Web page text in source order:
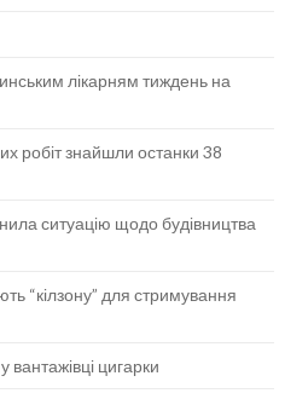
лікарням тиждень на
робіт знайшли останки 38
ситуацію щодо будівництва
“кілзону” для стримування
вантажівці цигарки